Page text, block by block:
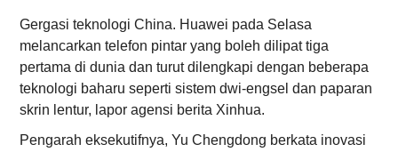
Gergasi teknologi China. Huawei pada Selasa
melancarkan telefon pintar yang boleh dilipat tiga
pertama di dunia dan turut dilengkapi dengan beberapa
teknologi baharu seperti sistem dwi-engsel dan paparan
skrin lentur, lapor agensi berita Xinhua.
Pengarah eksekutifnya, Yu Chengdong berkata inovasi